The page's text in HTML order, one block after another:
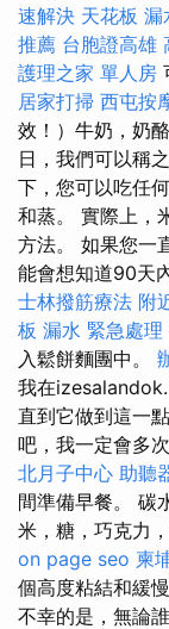
速解決 天花板 漏
推薦 台胞證高雄
護理之家 單人房
居家打掃 西屯按
效！）牛奶，奶
日，我們可以稱
下，您可以吃任
和蒸。 實際上，
方法。 如果您一
能會想知道90天
士林撥筋療法 附
板 漏水 緊急處理
入鬆餅麵團中。
我在
直到它做到這一點
吧，我一定會多
北月子中心 助聽
間準備早餐。 碳
米，糖，巧克力
on page seo 柬
個高度粘結和緩
不幸的是，無論